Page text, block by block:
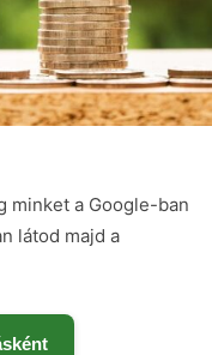
minket a Google-ban
látod majd a